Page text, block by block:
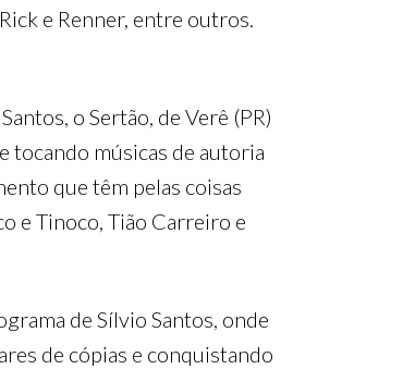
e Renner, entre outros.
o Sertão, de Verê (PR)
tocando músicas de autoria
que têm pelas coisas
e Tinoco, Tião Carreiro e
de Sílvio Santos, onde
de cópias e conquistando